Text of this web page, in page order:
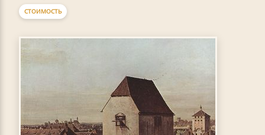
СТОИМОСТЬ